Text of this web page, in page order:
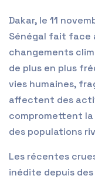
Dakar, le 11
Sénégal fait face
changements
de plus en plus
vies humaines,
affectent des
compromettent
des populations
Les récentes
inédite depuis